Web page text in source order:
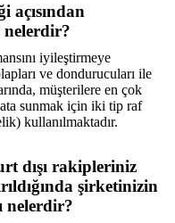
nelerdir?
iyileştirmeye
ve dondurucuları ile
müşterilere en çok
sunmak için iki tip raf
kullanılmaktadır.
dışı rakipleriniz
şirketinizin
nelerdir?